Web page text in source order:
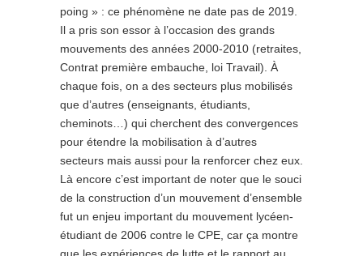
poing » : ce phénomène ne date pas de 2019.
Il a pris son essor à l’occasion des grands
mouvements des années 2000-2010 (retraites,
Contrat première embauche, loi Travail). À
chaque fois, on a des secteurs plus mobilisés
que d’autres (enseignants, étudiants,
cheminots…) qui cherchent des convergences
pour étendre la mobilisation à d’autres
secteurs mais aussi pour la renforcer chez eux.
Là encore c’est important de noter que le souci
de la construction d’un mouvement d’ensemble
fut un enjeu important du mouvement lycéen-
étudiant de 2006 contre le CPE, car ça montre